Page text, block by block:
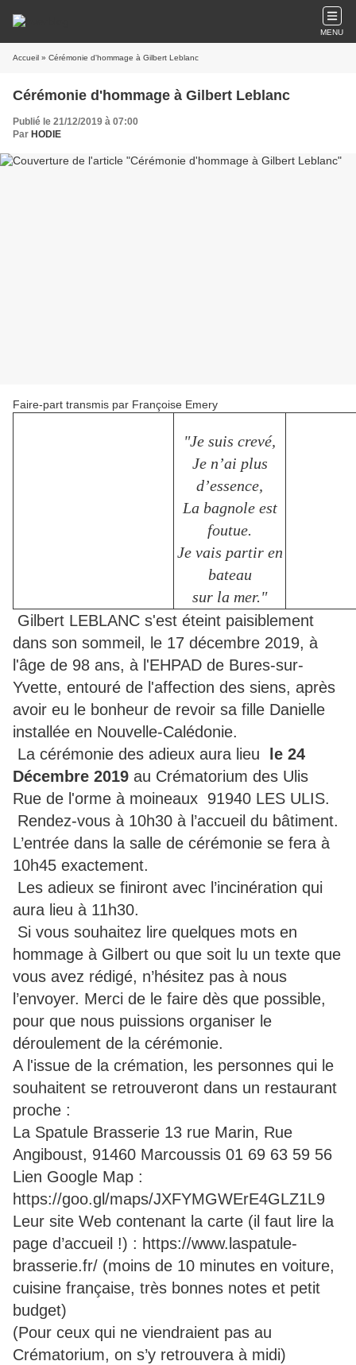
MENU
Accueil » Cérémonie d'hommage à Gilbert Leblanc
Cérémonie d'hommage à Gilbert Leblanc
Publié le 21/12/2019 à 07:00
Par HODIE
Faire-part transmis par Françoise Emery
"Je suis crevé,
Je n’ai plus
d’essence,
La bagnole est
foutue.
Je vais partir en
bateau
sur la mer."
Gilbert LEBLANC s'est éteint paisiblement
dans son sommeil, le 17 décembre 2019, à
l'âge de 98 ans, à l'EHPAD de Bures-sur-
Yvette, entouré de l'affection des siens, après
avoir eu le bonheur de revoir sa fille Danielle
installée en Nouvelle-Calédonie.
La cérémonie des adieux aura lieu
le 24
Décembre 2019 au Crématorium des Ulis
Rue de l'orme à moineaux 91940 LES ULIS.
Rendez-vous à 10h30 à l’accueil du bâtiment.
L’entrée dans la salle de cérémonie se fera à
10h45 exactement.
Les adieux se finiront avec l’incinération qui
aura lieu à 11h30.
Si vous souhaitez lire quelques mots en
hommage à Gilbert ou que soit lu un texte que
vous avez rédigé, n’hésitez pas à nous
l’envoyer. Merci de le faire dès que possible,
pour que nous puissions organiser le
déroulement de la cérémonie.
A l'issue de la crémation, les personnes qui le
souhaitent se retrouveront dans un restaurant
proche :
La Spatule Brasserie 13 rue Marin, Rue
Angiboust, 91460 Marcoussis 01 69 63 59 56
Lien Google Map :
https://goo.gl/maps/JXFYMGWErE4GLZ1L9
Leur site Web contenant la carte (il faut lire la
page d’accueil !) : https://www.laspatule-
brasserie.fr/ (moins de 10 minutes en voiture,
cuisine française, très bonnes notes et petit
budget)
(Pour ceux qui ne viendraient pas au
Crématorium, on s’y retrouvera à midi)